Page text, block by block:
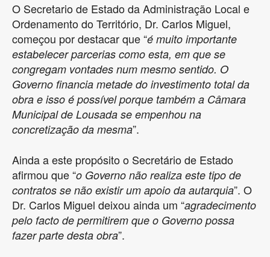
O Secretario de Estado da Administração Local e
Ordenamento do Território, Dr. Carlos Miguel,
começou por destacar que “é muito importante
estabelecer parcerias como esta, em que se
congregam vontades num mesmo sentido. O
Governo financia metade do investimento total da
obra e isso é possível porque também a Câmara
Municipal de Lousada se empenhou na
concretização da mesma”.
Ainda a este propósito o Secretário de Estado
afirmou que “o Governo não realiza este tipo de
contratos se não existir um apoio da autarquia”. O
Dr. Carlos Miguel deixou ainda um “agradecimento
pelo facto de permitirem que o Governo possa
fazer parte desta obra”.